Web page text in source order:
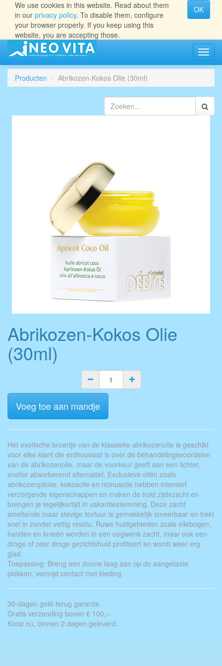
We use cookies in this website. Read about them
in our privacy policy. To disable them, configure
your browser properly. If you keep using this
website, you are accepting those.
OK
aan/
Producten
Abrikozen-Kokos Olie (30ml)
Abrikozen-Kokos Olie
(30ml)
Voeg toe aan mandje
Het exotische broertje van de klassieke abrikozenolie is geschikt
voor elke klant die enthousiast is over de behandelingsvoordelen
van de abrikozenolie, maar de voorkeur geeft aan een lichter,
sneller absorberend alternatief. Exclusieve oliën zoals
abrikozenpitolie, kokosolie en ricinusolie hebben intensief
verzorgende eigenschappen en maken de huid zijdezacht en
brengen je tegelijkertijd in vakantiestemming. Deze zacht
smeltende maar stevige textuur is gemakkelijk smeerbaar en trekt
snel in zonder vettig residu. Ruwe huidgebieden zoals ellebogen,
handen en knieën worden in een oogwenk zacht, maar ook een
droge of zeer droge gezichtshuid profiteert en wordt weer erg
glad.
Toepassing: Breng een dunne laag aan op de aangetaste
plekken, vermijd contact met kleding.
30-dagen geld-terug garantie
Gratis verzending boven € 100,--
Koop nu, binnen 2 dagen geleverd.